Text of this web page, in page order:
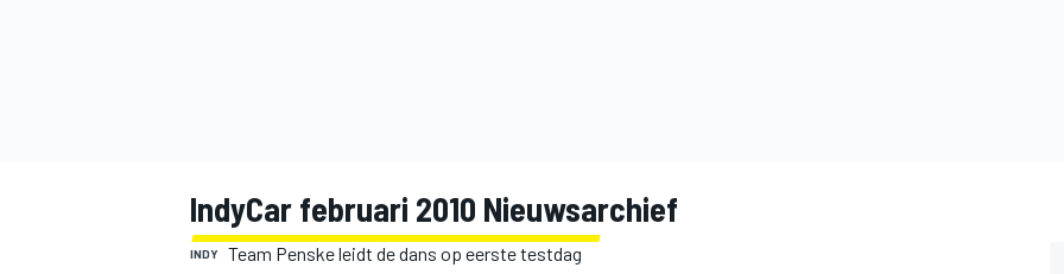
IndyCar februari 2010 Nieuwsarchief
INDY Team Penske leidt de dans op eerste testdag